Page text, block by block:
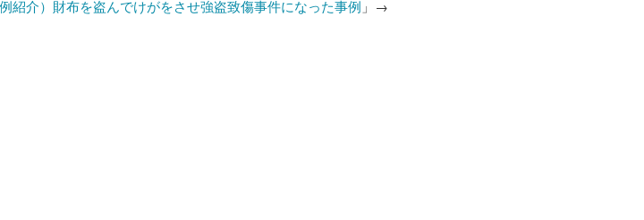
例紹介）財布を盗んでけがをさせ強盗致傷事件になった事例 」→